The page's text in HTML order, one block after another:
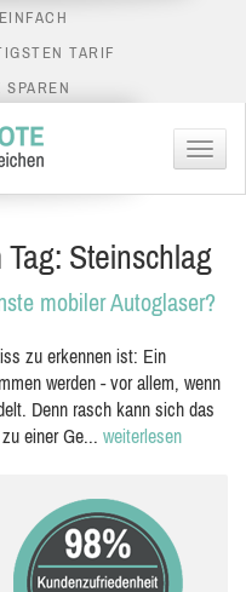
TARIF
Menü
Steinschlag
mobiler Autoglaser?
zu erkennen ist: Ein
werden - vor allem, wenn
Denn rasch kann sich das
einer Ge... weiterlesen